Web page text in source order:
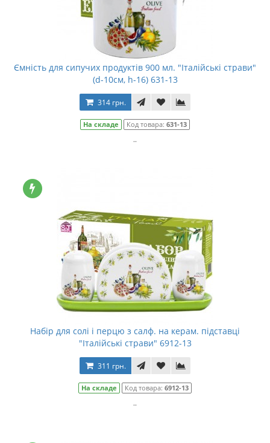
Ємність для сипучих продуктів 900 мл. "Італійські страви"
(d-10см, h-16) 631-13
314 грн.
На складе Код товара: 631-13
..
Набір для солі і перцю з салф. на керам. підставці
"Італійські страви" 6912-13
311 грн.
На складе Код товара: 6912-13
..